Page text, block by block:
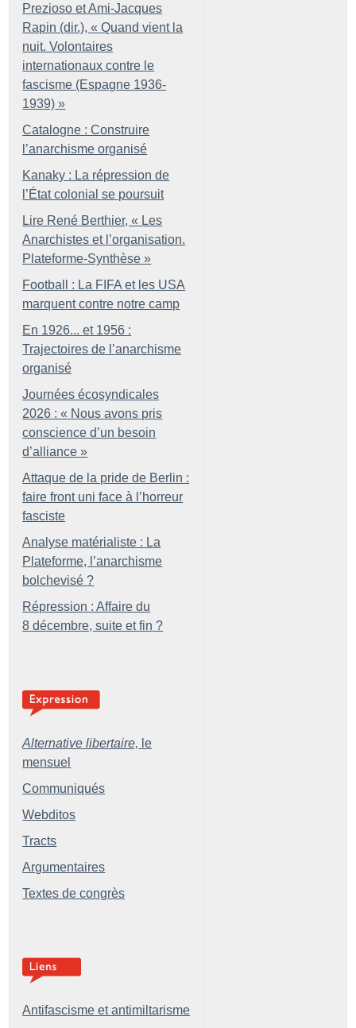
Prezioso et Ami-Jacques
Rapin (dir.), « Quand vient la
nuit. Volontaires
internationaux contre le
fascisme (Espagne 1936-
1939) »
Catalogne : Construire
l’anarchisme organisé
Kanaky : La répression de
l’État colonial se poursuit
Lire René Berthier, « Les
Anarchistes et l’organisation.
Plateforme-Synthèse »
Football : La FIFA et les USA
marquent contre notre camp
En 1926... et 1956 :
Trajectoires de l’anarchisme
organisé
Journées écosyndicales
2026 : « Nous avons pris
conscience d’un besoin
d’alliance »
Attaque de la pride de Berlin :
faire front uni face à l’horreur
fasciste
Analyse matérialiste : La
Plateforme, l’anarchisme
bolchevisé ?
Répression : Affaire du
8 décembre, suite et fin ?
Alternative libertaire, le
mensuel
Communiqués
Webditos
Tracts
Argumentaires
Textes de congrès
Antifascisme et antimiltarisme